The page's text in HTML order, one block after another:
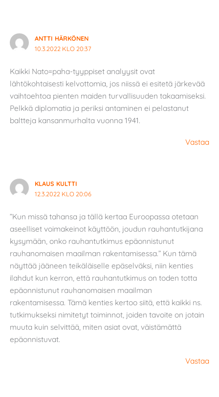
ANTTI HÄRKÖNEN
10.3.2022 KLO 20:37
Kaikki Nato=paha-tyyppiset analyysit ovat
lähtökohtaisesti kelvottomia, jos niissä ei esitetä järkevää
vaihtoehtoa pienten maiden turvallisuuden takaamiseksi.
Pelkkä diplomatia ja periksi antaminen ei pelastanut
baltteja kansanmurhalta vuonna 1941.
Vastaa
KLAUS KULTTI
12.3.2022 KLO 20:06
”Kun missä tahansa ja tällä kertaa Euroopassa otetaan
aseelliset voimakeinot käyttöön, joudun rauhantutkijana
kysymään, onko rauhantutkimus epäonnistunut
rauhanomaisen maailman rakentamisessa.” Kun tämä
näyttää jääneen teikäläiselle epäselväksi, niin kenties
ilahdut kun kerron, että rauhantutkimus on toden totta
epäonnistunut rauhanomaisen maailman
rakentamisessa. Tämä kenties kertoo siitä, että kaikki ns.
tutkimukseksi nimitetyt toiminnot, joiden tavoite on jotain
muuta kuin selvittää, miten asiat ovat, väistämättä
epäonnistuvat.
Vastaa